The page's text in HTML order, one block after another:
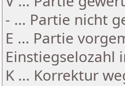
- ... Partie nicht
E ... Partie
Einstiegselozahl
K ... Korrektur